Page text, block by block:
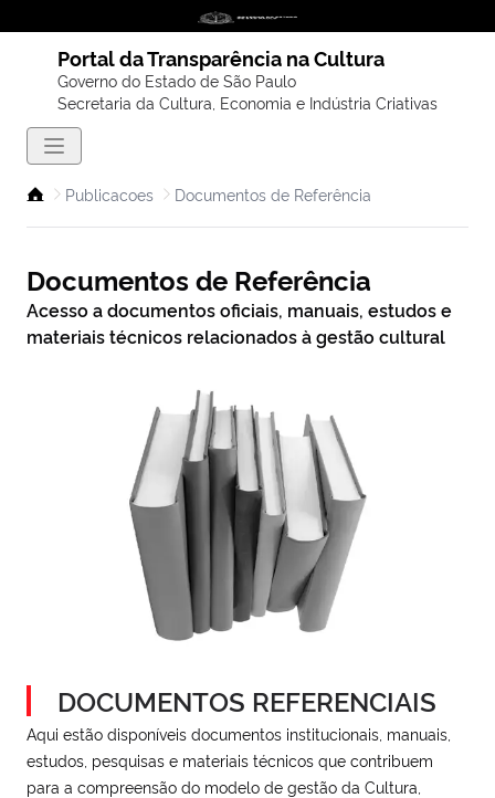
Portal da Transparência na Cultura
Governo do Estado de São Paulo
Secretaria da Cultura, Economia e Indústria Criativas
Publicacoes Documentos de Referência
Documentos de Referência
Acesso a documentos oficiais, manuais, estudos e
materiais técnicos relacionados à gestão cultural
DOCUMENTOS REFERENCIAIS
Aqui estão disponíveis documentos institucionais, manuais,
estudos, pesquisas e materiais técnicos que contribuem
para a compreensão do modelo de gestão da Cultura,